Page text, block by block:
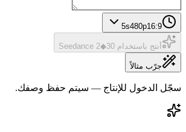
5s480p16:9
أنتج باستخدام Seedance 2 ◆30
جرّب مثالاً
سجّل الدخول للإنتاج — سيتم حفظ وصفك.